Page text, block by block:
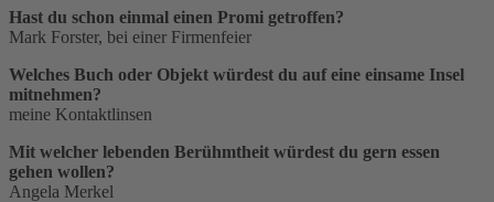
Hast du schon einmal einen Promi getroffen?
Mark Forster, bei einer Firmenfeier
Welches Buch oder Objekt würdest du auf eine einsame Insel
mitnehmen?
meine Kontaktlinsen
Mit welcher lebenden Berühmtheit würdest du gern essen
gehen wollen?
Angela Merkel